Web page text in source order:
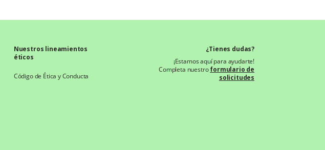
Nuestros lineamientos
éticos
Código de Ética y Conducta
¿Tienes dudas?
¡Estamos aquí para ayudarte!
Completa nuestroformulario de
solicitudes